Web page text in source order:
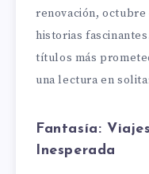
renovación, octubre
historias
títulos más
una lectura en
Fantasía:
Inesperada